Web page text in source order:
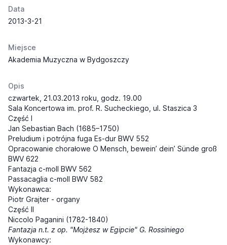
Data
2013-3-21
Miejsce
Akademia Muzyczna w Bydgoszczy
Opis
czwartek, 21.03.2013 roku, godz. 19.00
Sala Koncertowa im. prof. R. Sucheckiego, ul. Staszica 3
Część I
Jan Sebastian Bach (1685–1750)
Preludium i potrójna fuga Es-dur BWV 552
Opracowanie chorałowe O Mensch, bewein’ dein’ Sünde groß
BWV 622
Fantazja c-moll BWV 562
Passacaglia c-moll BWV 582
Wykonawca:
Piotr Grajter - organy
Część II
Niccolo Paganini (1782-1840)
Fantazja n.t. z op. "Mojżesz w Egipcie" G. Rossiniego
Wykonawcy: